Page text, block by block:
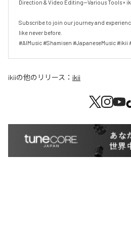
Direction & Video Editing—Various Tools ×
Subscribe to join our journey and
like never before.
#AIMusic #Shamisen #JapaneseMusic #ikii
ikiiの他のリリース： ikii